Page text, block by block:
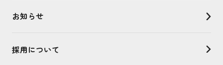
お知らせ
採用について